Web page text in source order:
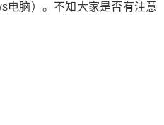
电脑）。不知大家是否有注意